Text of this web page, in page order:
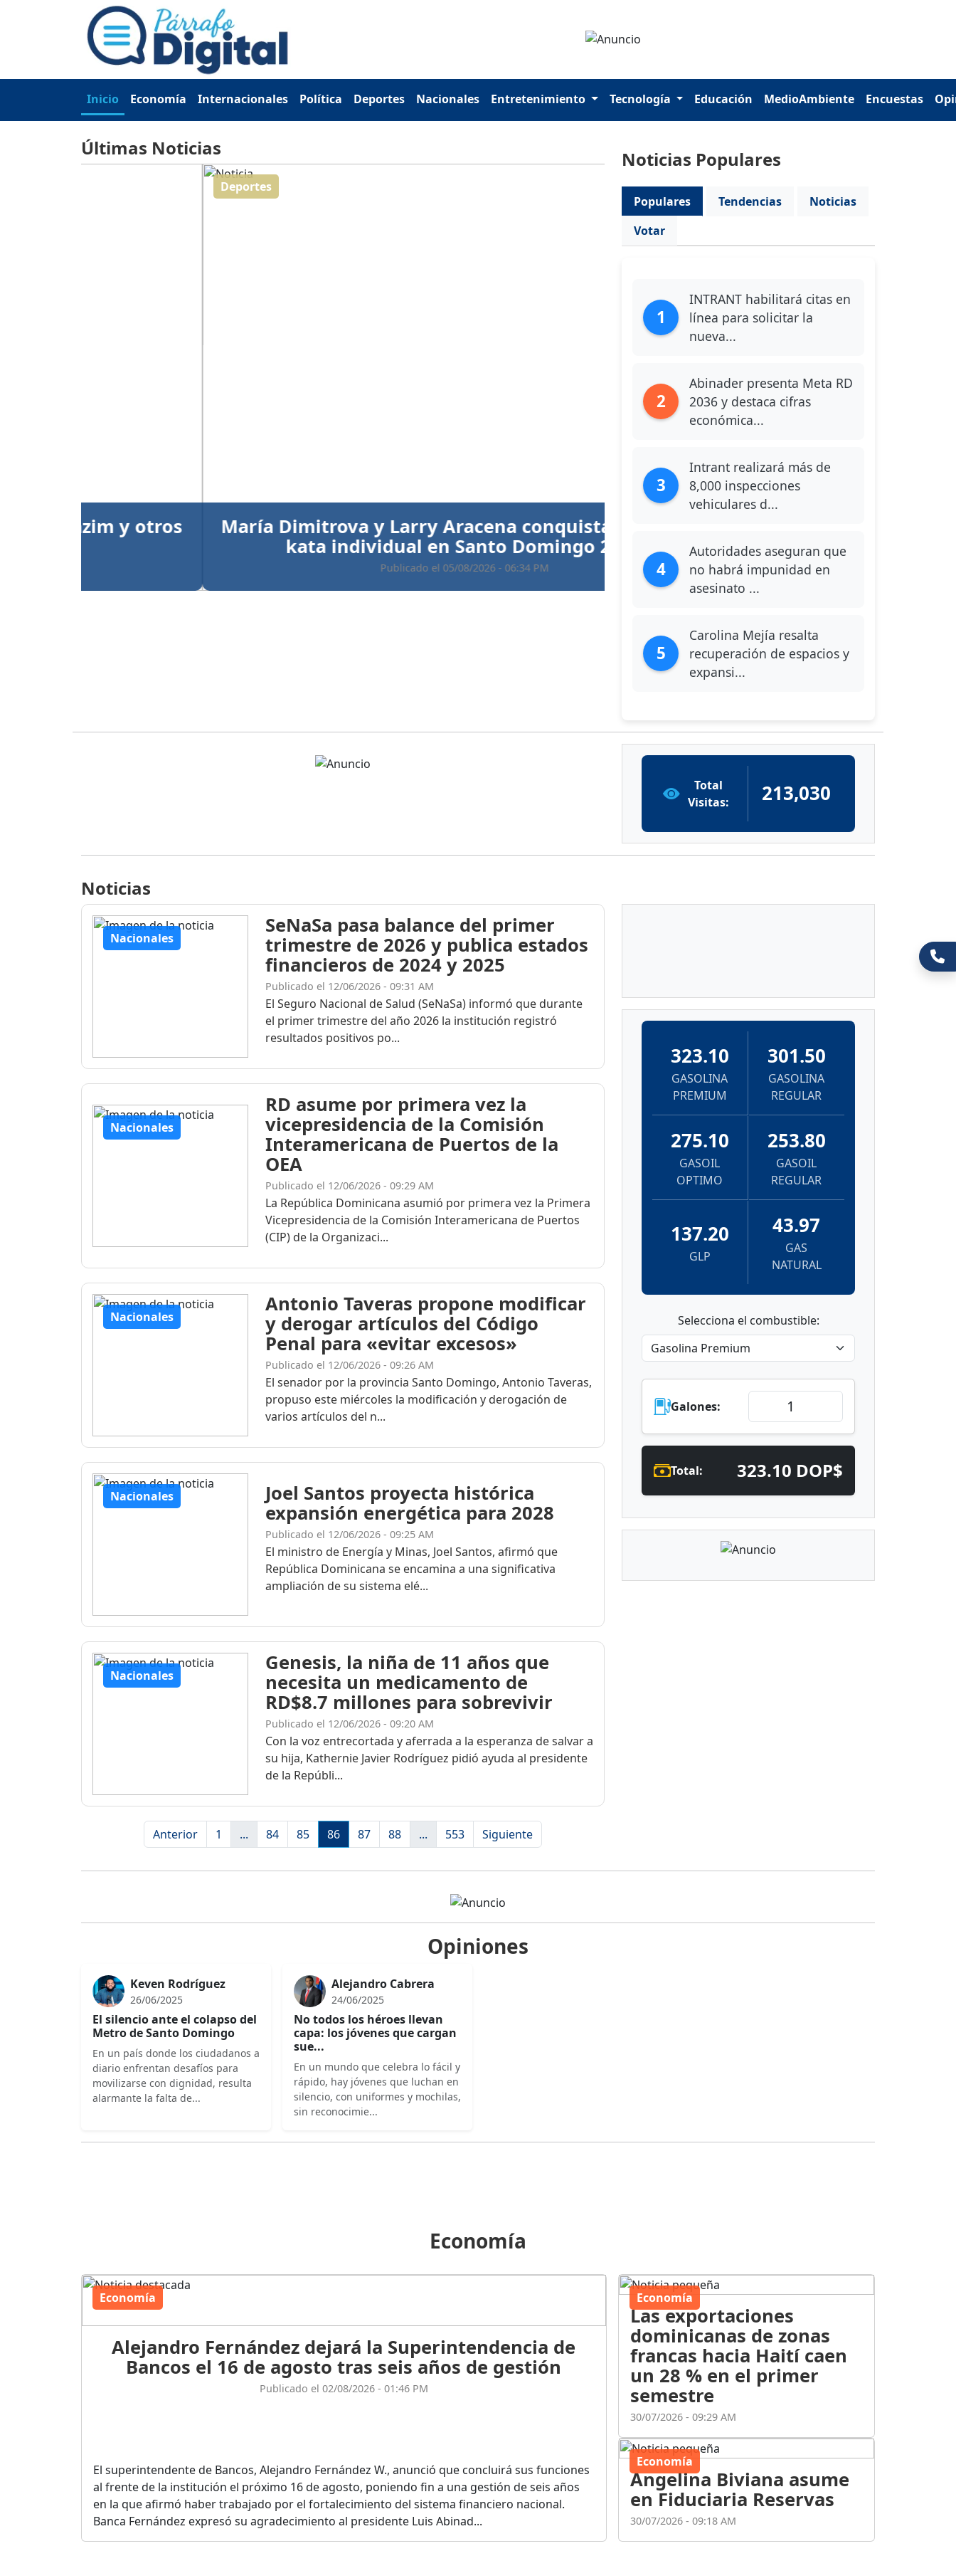
Inicio Economía Internacionales Política Deportes Nacionales Entretenimiento Tecnología Educación MedioAmbiente Encuestas
Últimas Noticias
María Dimitrova y Larry Aracena conquistan el oro en
kata individual en Santo Domingo 2026
Publicado el 05/08/2026 - 06:34 PM
Noticias Populares
Populares Tendencias
Noticias
Votar
1
INTRANT habilitará citas en
línea para solicitar la
nueva...
2
Abinader presenta Meta RD
2036 y destaca cifras
económica...
3
Intrant realizará más de
8,000 inspecciones
vehiculares d...
4
Autoridades aseguran que
no habrá impunidad en
asesinato ...
5
Carolina Mejía resalta
recuperación de espacios y
expansi...
Total
Visitas:
213,030
Noticias
Nacionales
SeNaSa pasa balance del primer
trimestre de 2026 y publica estados
financieros de 2024 y 2025
Publicado el 12/06/2026 - 09:31 AM
El Seguro Nacional de Salud (SeNaSa) informó que durante
el primer trimestre del año 2026 la institución registró
resultados positivos po...
Nacionales
RD asume por primera vez la
vicepresidencia de la Comisión
Interamericana de Puertos de la
OEA
Publicado el 12/06/2026 - 09:29 AM
La República Dominicana asumió por primera vez la Primera
Vicepresidencia de la Comisión Interamericana de Puertos
(CIP) de la Organizaci...
Nacionales
Antonio Taveras propone modificar
y derogar artículos del Código
Penal para «evitar excesos»
Publicado el 12/06/2026 - 09:26 AM
El senador por la provincia Santo Domingo, Antonio Taveras,
propuso este miércoles la modificación y derogación de
varios artículos del n...
Nacionales
Joel Santos proyecta histórica
expansión energética para 2028
Publicado el 12/06/2026 - 09:25 AM
El ministro de Energía y Minas, Joel Santos, afirmó que
República Dominicana se encamina a una significativa
ampliación de su sistema elé...
Nacionales
Genesis, la niña de 11 años que
necesita un medicamento de
RD$8.7 millones para sobrevivir
Publicado el 12/06/2026 - 09:20 AM
Con la voz entrecortada y aferrada a la esperanza de salvar a
su hija, Kathernie Javier Rodríguez pidió ayuda al presidente
de la Repúbli...
Anterior 1 ... 84 85 86 87 88 ... 553 Siguiente
323.10
GASOLINA
PREMIUM
301.50
GASOLINA
REGULAR
275.10
GASOIL
OPTIMO
253.80
GASOIL
REGULAR
137.20
GLP
43.97
GAS
NATURAL
Selecciona el combustible:
Galones:
Total: 323.10 DOP$
Opiniones
Keven Rodríguez
26/06/2025
El silencio ante el colapso del
Metro de Santo Domingo
En un país donde los ciudadanos a
diario enfrentan desafíos para
movilizarse con dignidad, resulta
alarmante la falta de...
Alejandro Cabrera
24/06/2025
No todos los héroes llevan
capa: los jóvenes que cargan
sue...
En un mundo que celebra lo fácil y
rápido, hay jóvenes que luchan en
silencio, con uniformes y mochilas,
sin reconocimie...
Economía
Economía
Alejandro Fernández dejará la Superintendencia de
Bancos el 16 de agosto tras seis años de gestión
Publicado el 02/08/2026 - 01:46 PM
El superintendente de Bancos, Alejandro Fernández W., anunció que concluirá sus funciones
al frente de la institución el próximo 16 de agosto, poniendo fin a una gestión de seis años
en la que afirmó haber trabajado por el fortalecimiento del sistema financiero nacional.
Banca Fernández expresó su agradecimiento al presidente Luis Abinad...
Economía
Las exportaciones
dominicanas de zonas
francas hacia Haití caen
un 28 % en el primer
semestre
30/07/2026 - 09:29 AM
Economía
Angelina Biviana asume
en Fiduciaria Reservas
30/07/2026 - 09:18 AM